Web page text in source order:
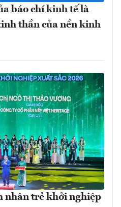
báo chí kinh tế là
thần của nền kinh
nhân trẻ khởi nghiệp